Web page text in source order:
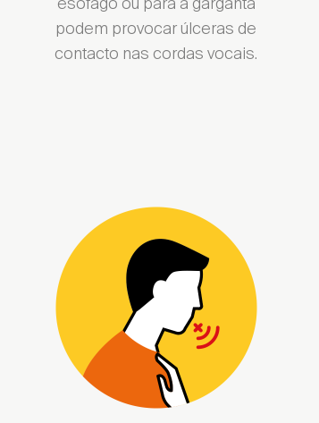
podem provocar úlceras de
contacto nas cordas vocais.